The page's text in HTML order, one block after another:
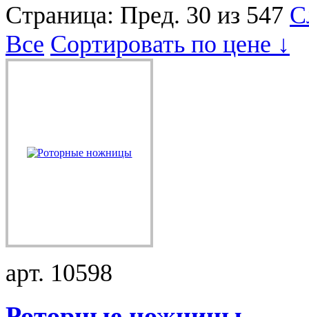
Страница: Пред. 30 из 547
Все Сортировать по цене ↓
арт. 10598